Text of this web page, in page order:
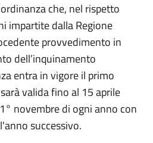
che, nel rispetto
impartite dalla Regione
provvedimento in
dell’inquinamento
entra in vigore il primo
valida fino al 15 aprile
novembre di ogni anno con
successivo.